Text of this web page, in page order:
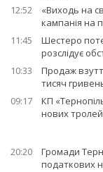
12:52
«Виходь на
кампанія на
11:45
Шестеро
розслідує
10:33
Продаж
тисяч
09:17
КП
нових
20:20
Громади
податкових